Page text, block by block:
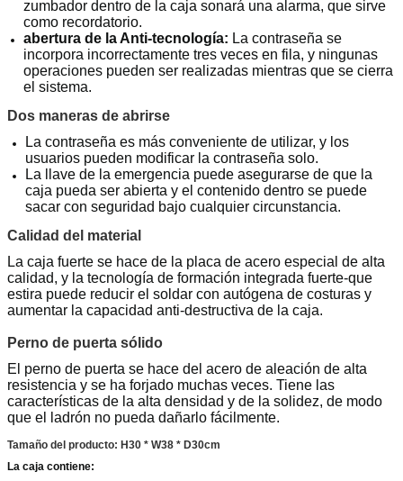
zumbador dentro de la caja sonará una alarma, que sirve
como recordatorio.
abertura de la Anti-tecnología: La contraseña se
incorpora incorrectamente tres veces en fila, y ningunas
operaciones pueden ser realizadas mientras que se cierra
el sistema.
Dos maneras de abrirse
La contraseña es más conveniente de utilizar, y los
usuarios pueden modificar la contraseña solo.
La llave de la emergencia puede asegurarse de que la
caja pueda ser abierta y el contenido dentro se puede
sacar con seguridad bajo cualquier circunstancia.
Calidad del material
La caja fuerte se hace de la placa de acero especial de alta
calidad, y la tecnología de formación integrada fuerte-que
estira puede reducir el soldar con autógena de costuras y
aumentar la capacidad anti-destructiva de la caja.
Perno de puerta sólido
El perno de puerta se hace del acero de aleación de alta
resistencia y se ha forjado muchas veces. Tiene las
características de la alta densidad y de la solidez, de modo
que el ladrón no pueda dañarlo fácilmente.
Tamaño del producto: H30 * W38 * D30cm
La caja contiene: